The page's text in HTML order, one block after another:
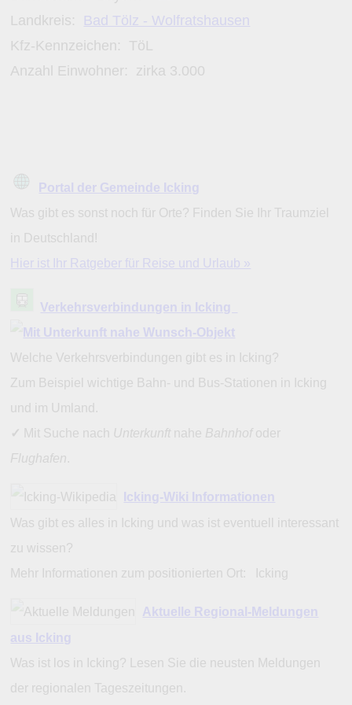
Landkreis: Bad Tölz - Wolfratshausen
Kfz-Kennzeichen: TöL
Anzahl Einwohner: zirka 3.000
Portal der Gemeinde Icking
Was gibt es sonst noch für Orte? Finden Sie Ihr Traumziel
in Deutschland!
Hier ist Ihr Ratgeber für Reise und Urlaub »
Verkehrsverbindungen in Icking
Welche Verkehrsverbindungen gibt es in Icking?
Zum Beispiel wichtige Bahn- und Bus-Stationen in Icking
und im Umland.
✓ Mit Suche nach Unterkunft nahe Bahnhofoder
Flughafen.
Icking-Wiki Informationen
Was gibt es alles in Icking und was ist eventuell interessant
zu wissen?
Mehr Informationen zum positionierten Ort: Icking
Aktuelle Regional-Meldungen
aus Icking
Was ist los in Icking? Lesen Sie die neusten Meldungen
der regionalen Tageszeitungen.